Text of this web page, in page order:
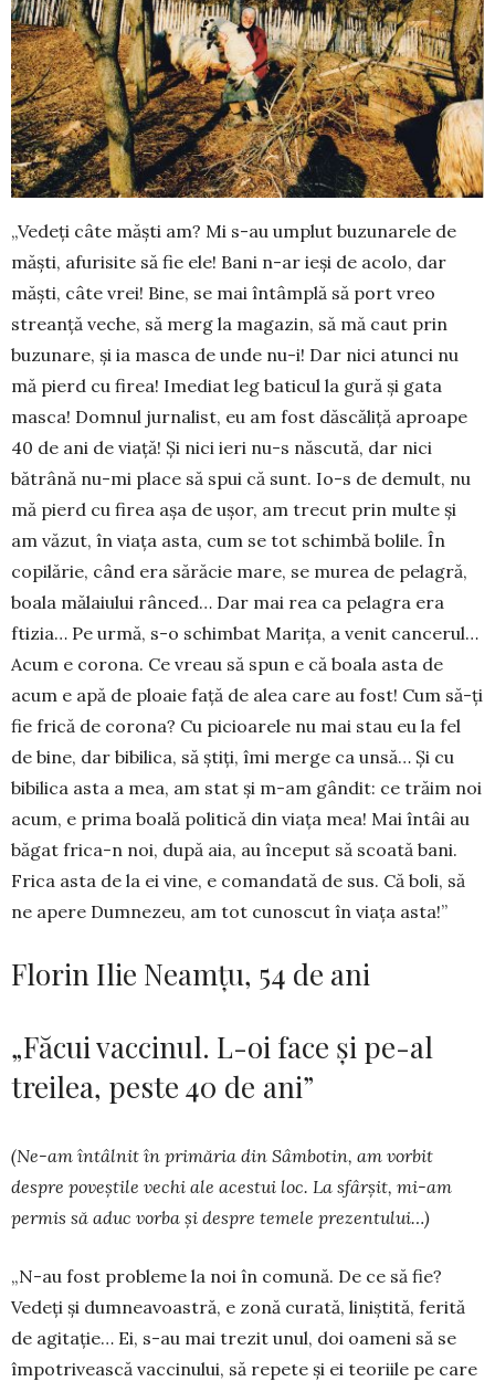
„Vedeți câte măști am? Mi s-au umplut buzu­na­rele de
măști, afurisite să fie ele! Bani n-ar ieși de acolo, dar
măști, câte vrei! Bine, se mai întâm­plă să port vreo
streanță veche, să merg la magazin, să mă caut prin
buzunare, și ia masca de unde nu-i! Dar nici atunci nu
mă pierd cu firea! Imediat leg baticul la gură și gata
masca! Domnul jurnalist, eu am fost dăscăliță aproape
40 de ani de viață! Și nici ieri nu-s născută, dar nici
bătrână nu-mi place să spui că sunt. Io-s de demult, nu
mă pierd cu firea așa de ușor, am trecut prin multe și
am văzut, în viața asta, cum se tot schimbă bolile. În
copi­lărie, când era să­răcie mare, se murea de pe­lagră,
boala mă­laiului rânced… Dar mai rea ca pela­gra era
ftizia… Pe urmă, s-o schimbat Ma­rița, a ve­nit cancerul…
Acum e corona. Ce vreau să spun e că boala asta de
acum e apă de ploaie față de alea care au fost! Cum să-ți
fie frică de corona? Cu picioarele nu mai stau eu la fel
de bine, dar bibilica, să știți, îmi merge ca unsă… Și cu
bibilica asta a mea, am stat și m-am gândit: ce trăim noi
acum, e prima boală politi­că din viața mea! Mai întâi au
băgat frica-n noi, după aia, au început să scoată bani.
Frica asta de la ei vine, e comandată de sus. Că boli, să
ne apere Dum­nezeu, am tot cunoscut în viața asta!”
Florin Ilie Neamțu, 54 de ani
„Făcui vaccinul. L-oi face și pe-al
treilea, peste 40 de ani”
(Ne-am întâlnit în primăria din Sâm­botin, am vorbit
despre poveștile vechi ale acestui loc. La sfârșit, mi-am
permis să aduc vorba și despre temele prezen­tului…)
„N-au fost probleme la noi în co­mună. De ce să fie?
Vedeți și dumnea­voastră, e zonă curată, li­niștită, ferită
de agitație… Ei, s-au mai trezit unul, doi oameni să se
împotrivească vacci­nului, să repete și ei teoriile pe care